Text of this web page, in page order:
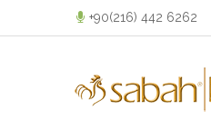
+90(216) 442 6262